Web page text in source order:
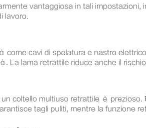
vantaggiosa in tali
lavoro.
cavi di spelatura e nastro
La lama retrattile riduce anche il
coltello multiuso retrattile è
tagli puliti, mentre la funzione